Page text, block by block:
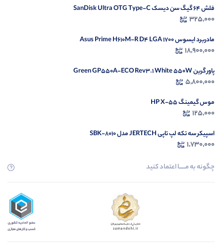
فلش 64 گیگ سن دیسک SanDisk Ultra OTG Type-C
325,000
مادربرد ایسوس Asus Prime H610M-R D4 LGA 1700
18,900,000
پاور گرین Green GP550A-ECO Rev3.1 White 550W
5,800,000
موس گیمینگ HP X-55
125,000
اسپیکر سه تکه لپ تاپی JERTECH مدل SBK-8010
1,730,000
چگونه به مــــــا اعتماد کنید